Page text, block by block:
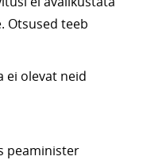
Otsused teeb
ei olevat neid
peaminister